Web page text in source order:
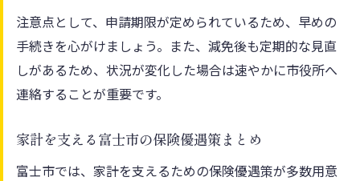
注意点として、申請期限が定められているため、早めの
手続きを心がけましょう。また、減免後も定期的な見直
しがあるため、状況が変化した場合は速やかに市役所へ
連絡することが重要です。
家計を支える富士市の保険優遇策まとめ
富士市では、家計を支えるための保険優遇策が多数用意